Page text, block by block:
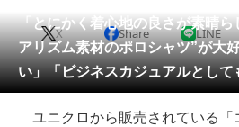
会員記事
メディア
注目記事を集めた総合ページ
「とにかく着心地の良さが素晴
アリズム素材のポロシャツ”が大
い」「ビジネスカジュアルとして
X Share LINE
ユニクロから販売されている「